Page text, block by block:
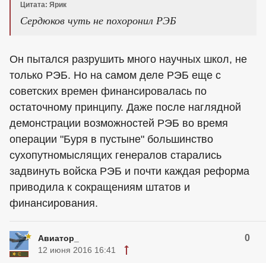
Цитата: Ярик
Сердюков чуть не похоронил РЭБ
Он пытался разрушить много научных школ, не
только РЭБ. Но на самом деле РЭБ еще с
советских времен финансировалась по
остаточному принципу. Даже после наглядной
демонстрации возможностей РЭБ во время
операции "Буря в пустыне" большинство
сухопутномыслящих генералов старались
задвинуть войска РЭБ и почти каждая реформа
приводила к сокращениям штатов и
финансирования.
Авиатор_ 0
12 июня 2016 16:41